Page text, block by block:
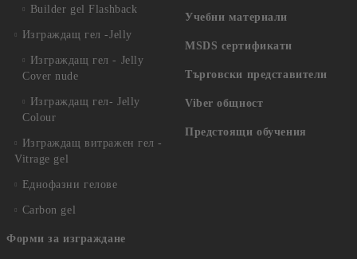
Builder gel Flashback
Изграждащ гел -Jelly
Изграждащ гел - Jelly
Cover nude
Изграждащ гел- Jelly
Colour
Изграждащ витражен гел -
Vitrage gel
Еднофазни гелове
Carbon gel
Форми за изграждане
Учебни материали
MSDS сертификати
Търговски представители
Viber общност
Предстоящи обучения